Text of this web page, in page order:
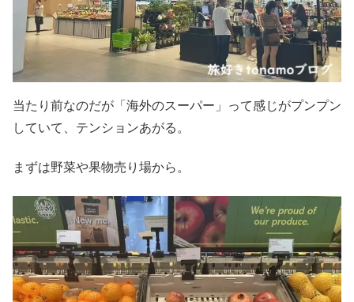
当たり前なのだが「海外のスーパー」って感じがプンプン
していて、テンションあがる。
まずは野菜や果物売り場から。